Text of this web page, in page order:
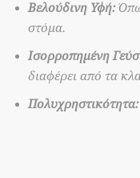
Βελούδινη Υφή:
στόμα.
Ισορροπημένη
διαφέρει από τα
Πολυχρηστικότητα: